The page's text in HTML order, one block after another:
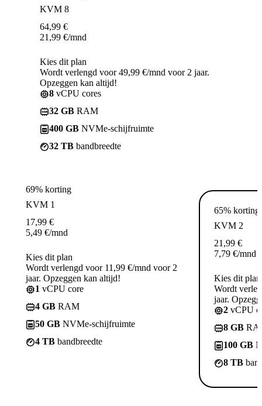
KVM 8
64,99 €
21,99 €/mnd
Kies dit plan
Wordt verlengd voor 49,99 €/mnd voor 2 jaar.
Opzeggen kan altijd!
8 vCPU cores
32 GB RAM
400 GB NVMe-schijfruimte
32 TB bandbreedte
69% korting
KVM 1
17,99 €
5,49 €/mnd
Kies dit plan
Wordt verlengd voor 11,99 €/mnd voor 2
jaar. Opzeggen kan altijd!
1 vCPU core
4 GB RAM
50 GB NVMe-schijfruimte
4 TB bandbreedte
65% korting
KVM 2
21,99 €
7,79 €/mnd
Kies dit plan
Wordt
jaar.
2 vCPU
8 GB
100 GB
8 TB